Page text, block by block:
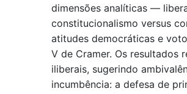
dimensões analíticas —
constitucionalismo versus
atitudes democráticas e
V de Cramer. Os resultados
iliberais, sugerindo
incumbência: a defesa de